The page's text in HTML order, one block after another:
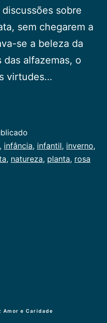
sobre
sem chegarem a
se a beleza da
das alfazemas, o
virtudes…
, infância, infantil, inverno,
, natureza, planta, rosa
Amor e Caridade